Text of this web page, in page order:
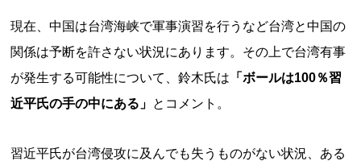
現在、中国は台湾海峡で軍事演習を行うなど台湾と中国の
関係は予断を許さない状況にあります。その上で台湾有事
が発生する可能性について、鈴木氏は 「ボールは100％習
近平氏の手の中にある」 とコメント。
習近平氏が台湾侵攻に及んでも失うものがない状況、ある